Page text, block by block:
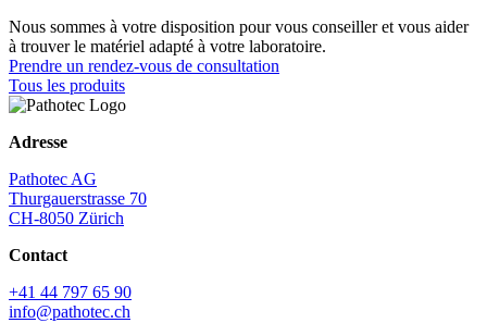
Nous sommes à votre disposition pour vous conseiller et vous aider
à trouver le matériel adapté à votre laboratoire.
Prendre un rendez-vous de consultation
Tous les produits
Adresse
Pathotec AG
Thurgauerstrasse 70
CH-8050 Zürich
Contact
+41 44 797 65 90
info@pathotec.ch